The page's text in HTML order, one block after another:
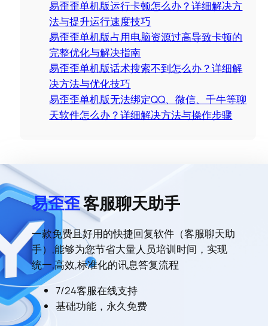
易歪歪单机版运行卡顿怎么办？详细解决方
法与提升运行速度技巧
易歪歪单机版占用电脑资源过高导致卡顿的
完整优化与解决指南
易歪歪单机版话术搜索不到怎么办？详细解
决方法与优化技巧
易歪歪单机版无法绑定QQ、微信、千牛等聊
天软件怎么办？详细解决方法与操作步骤
易歪歪客服聊天助手
一款免费且好用的快捷回复软件（客服聊天助
手）,能够为您节省大量人员培训时间，实现
统一,高效,标准化的讯息答复流程
7/24客服在线支持
基础功能，永久免费